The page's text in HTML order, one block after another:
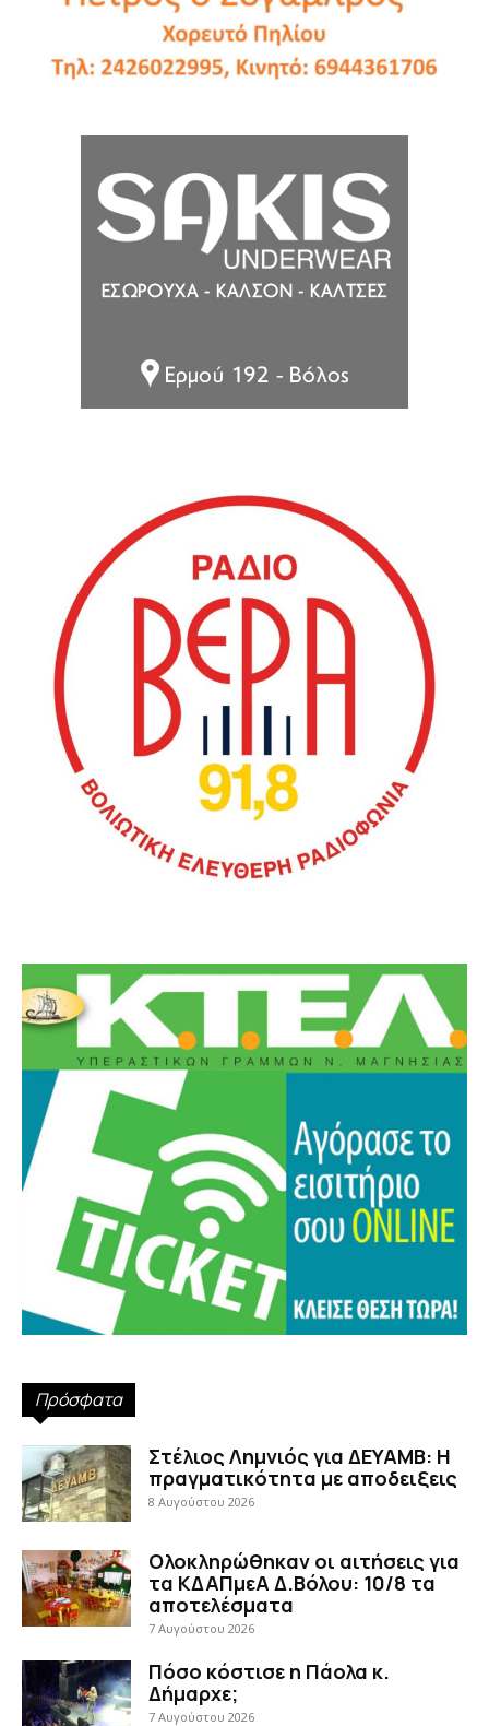
Πρόσφατα
Στέλιος Λημνιός για ΔΕΥΑΜΒ: Η
πραγματικότητα με αποδειξεις
8 Αυγούστου 2026
Ολοκληρώθηκαν οι αιτήσεις για
τα ΚΔΑΠμεΑ Δ.Βόλου: 10/8 τα
αποτελέσματα
7 Αυγούστου 2026
Πόσο κόστισε η Πάολα κ.
Δήμαρχε;
7 Αυγούστου 2026